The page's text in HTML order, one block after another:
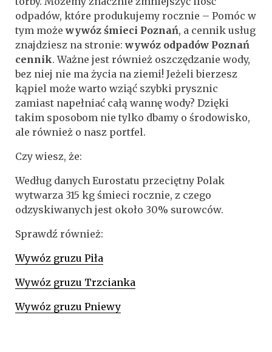
odpadów, które produkujemy rocznie – Pomóc w
tym możewywóz śmieci Poznań, a cennik usług
znajdziesz na stronie:wywóz odpadów Poznań
cennik. Ważne jest również oszczędzanie wody,
bez niej nie ma życia na ziemi! Jeżeli bierzesz
kąpiel może warto wziąć szybki prysznic
zamiast napełniać całą wannę wody? Dzięki
takim sposobom nie tylko dbamy o środowisko,
ale również o nasz portfel.
Czy wiesz, że:
Według danych Eurostatu przeciętny Polak
wytwarza 315 kg śmieci rocznie, z czego
odzyskiwanych jest około 30% surowców.
Sprawdź również:
Wywóz gruzu Piła
Wywóz gruzu Trzcianka
Wywóz gruzu Pniewy